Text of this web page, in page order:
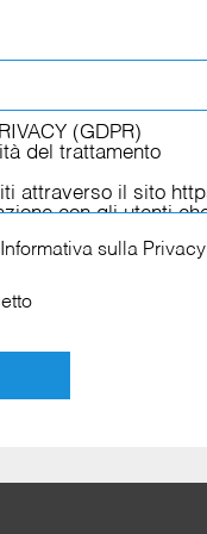
Informativa sulla Privacy